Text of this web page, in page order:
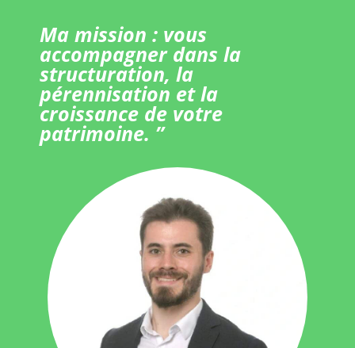
Ma mission : vous
accompagner dans la
structuration, la
pérennisation et la
croissance de votre
patrimoine. ”